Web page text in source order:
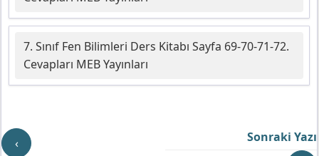
7. Sınıf Fen Bilimleri Ders Kitabı Sayfa 69-70-71-72.
Cevapları MEB Yayınları
‹
Sonraki Yazı